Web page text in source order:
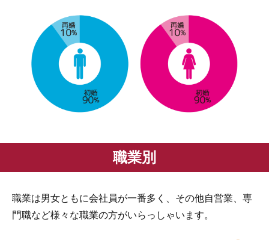
職業別
職業は男女ともに会社員が一番多く、その他自営業、専
門職など様々な職業の方がいらっしゃいます。